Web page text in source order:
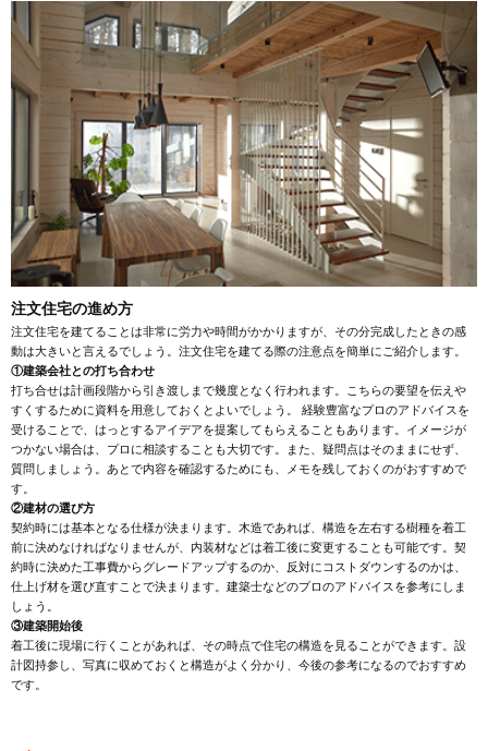
注文住宅の進め方
注文住宅を建てることは非常に労力や時間がかかりますが、その分完成したときの感
動は大きいと言えるでしょう。注文住宅を建てる際の注意点を簡単にご紹介します。
①建築会社との打ち合わせ
打ち合せは計画段階から引き渡しまで幾度となく行われます。こちらの要望を伝えや
すくするために資料を用意しておくとよいでしょう。 経験豊富なプロのアドバイスを
受けることで、はっとするアイデアを提案してもらえることもあります。イメージが
つかない場合は、プロに相談することも大切です。また、疑問点はそのままにせず、
質問しましょう。あとで内容を確認するためにも、メモを残しておくのがおすすめで
す。
②建材の選び方
契約時には基本となる仕様が決まります。木造であれば、構造を左右する樹種を着工
前に決めなければなりませんが、内装材などは着工後に変更することも可能です。契
約時に決めた工事費からグレードアップするのか、反対にコストダウンするのかは、
仕上げ材を選び直すことで決まります。建築士などのプロのアドバイスを参考にしま
しょう。
③建築開始後
着工後に現場に行くことがあれば、その時点で住宅の構造を見ることができます。設
計図持参し、写真に収めておくと構造がよく分かり、今後の参考になるのでおすすめ
です。